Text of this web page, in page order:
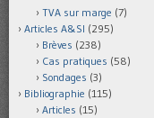
TVA sur marge (7)
Articles A&SI (295)
Brèves (238)
Cas pratiques (58)
Sondages (3)
Bibliographie (115)
Articles (15)